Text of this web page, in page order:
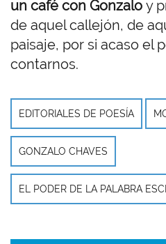
un café con Gonzalo y
de aquel callejón, de
paisaje, por si acaso el
contarnos.
EDITORIALES DE POESÍA
GONZALO CHAVES
EL PODER DE LA PALABRA